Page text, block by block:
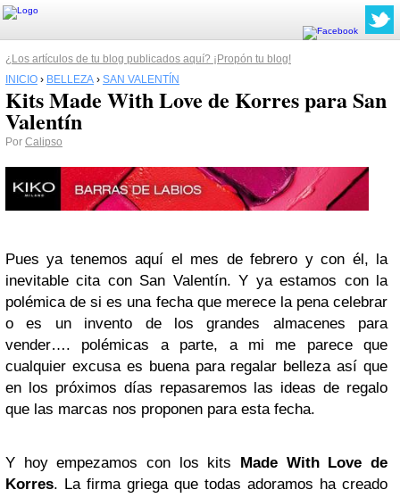
¿Los artículos de tu blog publicados aquí? ¡Propón tu blog!
INICIO › BELLEZA › SAN VALENTÍN
Kits Made With Love de Korres para San
Valentín
Por Calipso
Pues ya tenemos aquí el mes de febrero y con él, la
inevitable cita con San Valentín. Y ya estamos con la
polémica de si es una fecha que merece la pena celebrar
o es un invento de los grandes almacenes para
vender…. polémicas a parte, a mi me parece que
cualquier excusa es buena para regalar belleza así que
en los próximos días repasaremos las ideas de regalo
que las marcas nos proponen para esta fecha.
Y hoy empezamos con los kits
Made With Love de
Korres. La firma griega que todas adoramos ha creado